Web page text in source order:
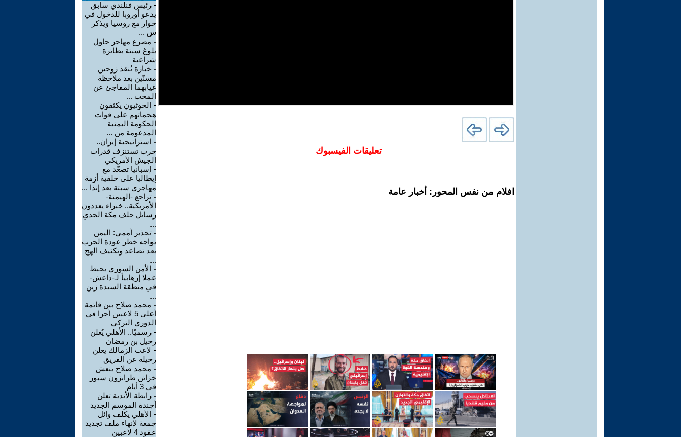
تعليقات الفيسبوك
افلام من نفس المحور: أخبار عامة
- رئيس فنلندي سابق
يدعو أوروبا للدخول في
حوار مع روسيا ويذكر
س ...
- مصرع مهاجر حاول
بلوغ سبتة بطائرة
شراعية
- خبازة تُنقذ زوجين
مسنّين بعد ملاحظة
غيابهما المفاجئ عن
المخب ...
- الحوثيون يكثفون
هجماتهم على قوات
الحكومة اليمنية
المدعومة من ...
- استراتيجية إيران..
حرب تستنزف قدرات
الجيش الأمريكي
- إسبانيا تصعّد مع
إيطاليا على خلفية أزمة
مهاجري سبتة بعد إنذا ...
- تراجع -الهيمنة-
الأمريكية.. خبراء يعددون
رسائل حلف مكة الجدي
...
- تحذير أممي: اليمن
يواجه خطر عودة الحرب
بعد تصاعد وتكثيف الهج
...
- الأمن السوري يحبط
عملا إرهابياً لـ-داعش-
في منطقة السيدة زين
...
- محمد صلاح بين قائمة
أعلى 5 لاعبين أجرا في
الدوري التركي
- رسميًا.. الأهلي يُعلن
رحيل بن رمضان
- لاعب الزمالك يعلن
رحيله عن الفريق
- محمد صلاح ينعش
خزائن طرابزون سبور
في 3 أيام
- رابطة الأندية تعلن
أجندة الموسم الجديد
- الأهلي يكلف وائل
جمعة لإنهاء ملف تجديد
عقود 4 لاعبين